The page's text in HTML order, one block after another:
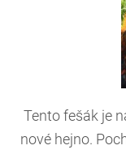
Tento fešák je
nové hejno.